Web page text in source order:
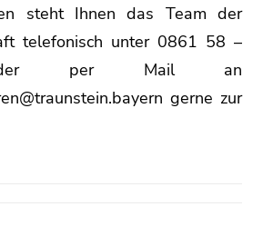
steht Ihnen das Team der
telefonisch unter 0861 58 –
per Mail an
gerne zur